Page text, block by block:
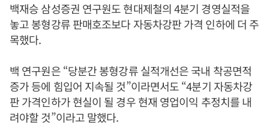
백재승 삼성증권 연구원도 현대제철의 4분기 경영실적을
놓고 봉형강류 판매호조보다 자동차강판 가격 인하에 더 주
목했다.
백 연구원은 “당분간 봉형강류 실적개선은 국내 착공면적
증가 등에 힘입어 지속될 것”이라면서도 “4분기 자동차강
판 가격인하가 현실이 될 경우 현재 영업이익 추정치를 내
려야할 것”이라고 말했다.